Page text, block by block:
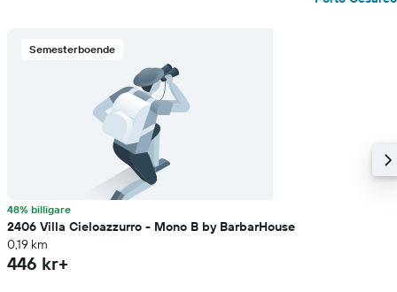
Semesterboende
48% billigare
2406 Villa Cieloazzurro - Mono B by BarbarHouse
0,19 km
446 kr+